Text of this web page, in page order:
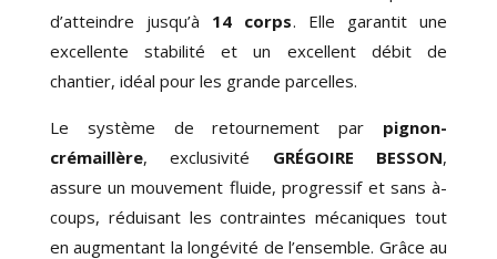
d’atteindre jusqu’à 14 corps. Elle garantit une
excellentestabilité et un excellent débit de
chantier, idéal pour les grande parcelles.
Le système de retournement par pignon-
crémaillère, exclusivité GRÉGOIRE BESSON,
assure un mouvement fluide, progressif et sans à-
coups, réduisant les contraintes mécaniques tout
en augmentant la longévité de l’ensemble. Grâce au